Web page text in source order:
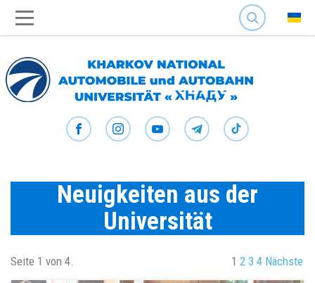
SEARCH
Neuigkeiten aus der
Universität
Seite 1 von 4. 1 2 3 4 Nächste